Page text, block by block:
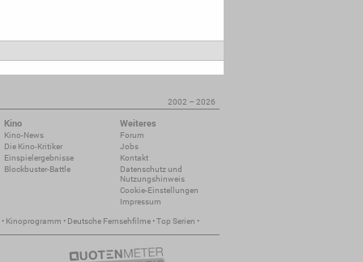
2002 – 2026
Kino
Kino-News
Die Kino-Kritiker
Einspielergebnisse
Blockbuster-Battle
Weiteres
Forum
Jobs
Kontakt
Datenschutz und
Nutzungshinweis
Cookie-Einstellungen
Impressum
• Kinoprogramm • Deutsche Fernsehfilme •Top Serien •